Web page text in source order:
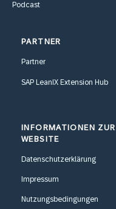
Podcast
PARTNER
Partner
SAP LeanIX Extension Hub
INFORMATIONEN ZUR
WEBSITE
Datenschutzerklärung
Impressum
Nutzungsbedingungen